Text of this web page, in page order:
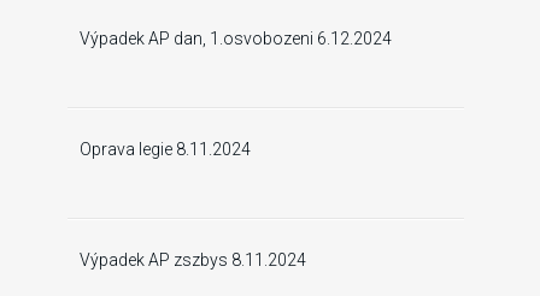
Výpadek AP dan, 1.osvobozeni 6.12.2024
Oprava legie 8.11.2024
Výpadek AP zszbys 8.11.2024